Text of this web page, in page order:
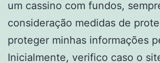
um cassino com fundos,
consideração medidas de
proteger minhas informações
Inicialmente, verifico caso o